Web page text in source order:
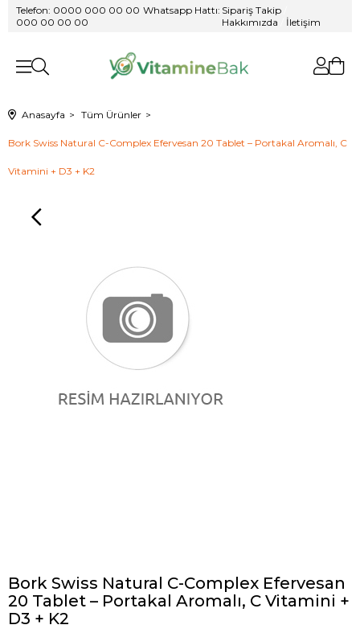
Telefon: 0000 000 00 00 Whatsapp Hattı:
000 00 00 00
Sipariş Takip
Hakkımızda
İletişim
Anasayfa Tüm Ürünler
Bork Swiss Natural C-Complex Efervesan 20 Tablet – Portakal Aromalı, C
Vitamini + D3 + K2
Bork Swiss Natural C-Complex Efervesan
20 Tablet – Portakal Aromalı, C Vitamini +
D3 + K2